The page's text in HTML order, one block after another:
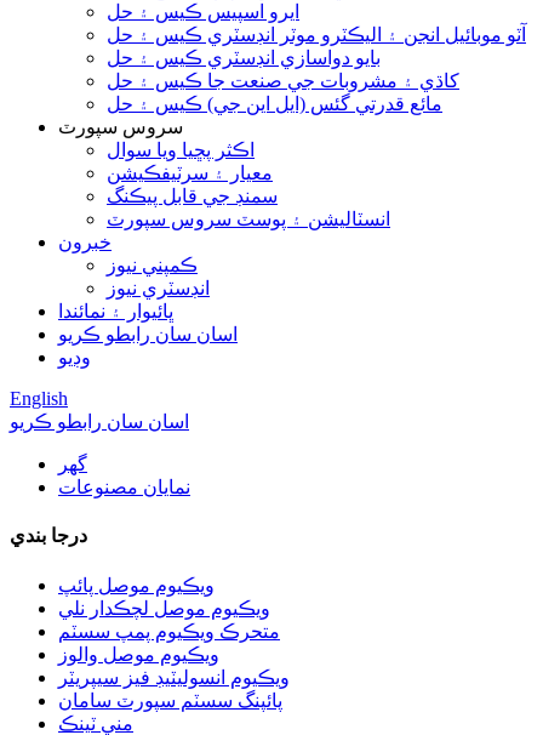
ايرو اسپيس ڪيس ۽ حل
آٽو موبائيل انجن ۽ اليڪٽرو موٽر انڊسٽري ڪيس ۽ حل
بايو دواسازي انڊسٽري ڪيس ۽ حل
کاڌي ۽ مشروبات جي صنعت جا ڪيس ۽ حل
مائع قدرتي گئس (ايل اين جي) ڪيس ۽ حل
سروس سپورٽ
اڪثر پڇيا ويا سوال
معيار ۽ سرٽيفڪيشن
سمنڊ جي قابل پيڪنگ
انسٽاليشن ۽ پوسٽ سروس سپورٽ
خبرون
ڪمپني نيوز
انڊسٽري نيوز
ڀائيوار ۽ نمائندا
اسان سان رابطو ڪريو
وڊيو
English
اسان سان رابطو ڪريو
گھر
نمايان مصنوعات
درجا بندي
ويڪيوم موصل پائپ
ويڪيوم موصل لچڪدار نلي
متحرڪ ويڪيوم پمپ سسٽم
ويڪيوم موصل والوز
ويڪيوم انسوليٽيڊ فيز سيپريٽر
پائپنگ سسٽم سپورٽ سامان
مني ٽينڪ